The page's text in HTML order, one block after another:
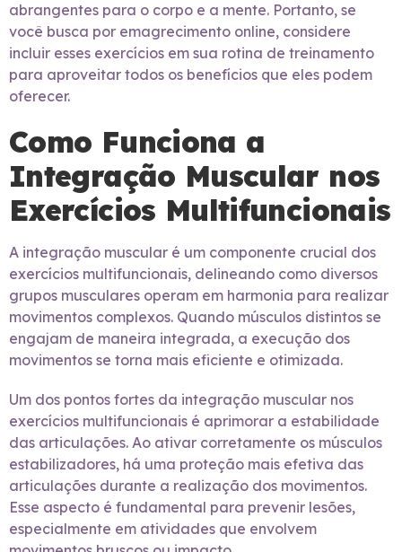
abrangentes para o corpo e a mente. Portanto, se
você busca por emagrecimento online, considere
incluir esses exercícios em sua rotina de treinamento
para aproveitar todos os benefícios que eles podem
oferecer.
Como Funciona a
Integração Muscular nos
Exercícios Multifuncionais
A integração muscular é um componente crucial dos
exercícios multifuncionais, delineando como diversos
grupos musculares operam em harmonia para realizar
movimentos complexos. Quando músculos distintos se
engajam de maneira integrada, a execução dos
movimentos se torna mais eficiente e otimizada.
Um dos pontos fortes da integração muscular nos
exercícios multifuncionais é aprimorar a estabilidade
das articulações. Ao ativar corretamente os músculos
estabilizadores, há uma proteção mais efetiva das
articulações durante a realização dos movimentos.
Esse aspecto é fundamental para prevenir lesões,
especialmente em atividades que envolvem